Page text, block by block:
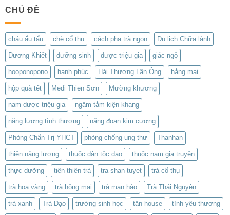
CHỦ ĐỀ
cháu ấu tẩu chè cổ thụ cách pha trà ngon Du lịch Chữa lành
Dương Khiết dưỡng sinh dược triệu gia giác ngộ
hooponopono hạnh phúc Hải Thượng Lãn Ông hằng mai
hộp quà tết Medi Thien Sơn Mường khương
nam dược triệu gia ngâm tắm kiện khang
năng lượng tình thương năng đoạn kim cương
Phòng Chẩn Trị YHCT phòng chống ung thư Thanhan
thiền năng lượng thuốc dân tộc dao thuốc nam gia truyền
thực dưỡng tiên thiên trà tra-shan-tuyet trà cổ thụ
trà hoa vàng trà hồng mai trà mạn hảo Trà Thái Nguyên
trà xanh Trà Đạo trường sinh học tân house tình yêu thương